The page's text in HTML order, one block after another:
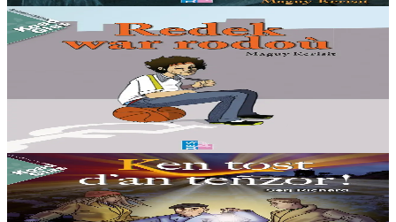
11 vloaz hag ouzhpenn
TES
Tremeur, ur paotr yaouank, a ra anaoudegezh gant bed an dud
nammet pe ampechet.
Er stok9,00 €
11 vloaz hag ouzhpenn
TES
Ken tost d’an teñzor !